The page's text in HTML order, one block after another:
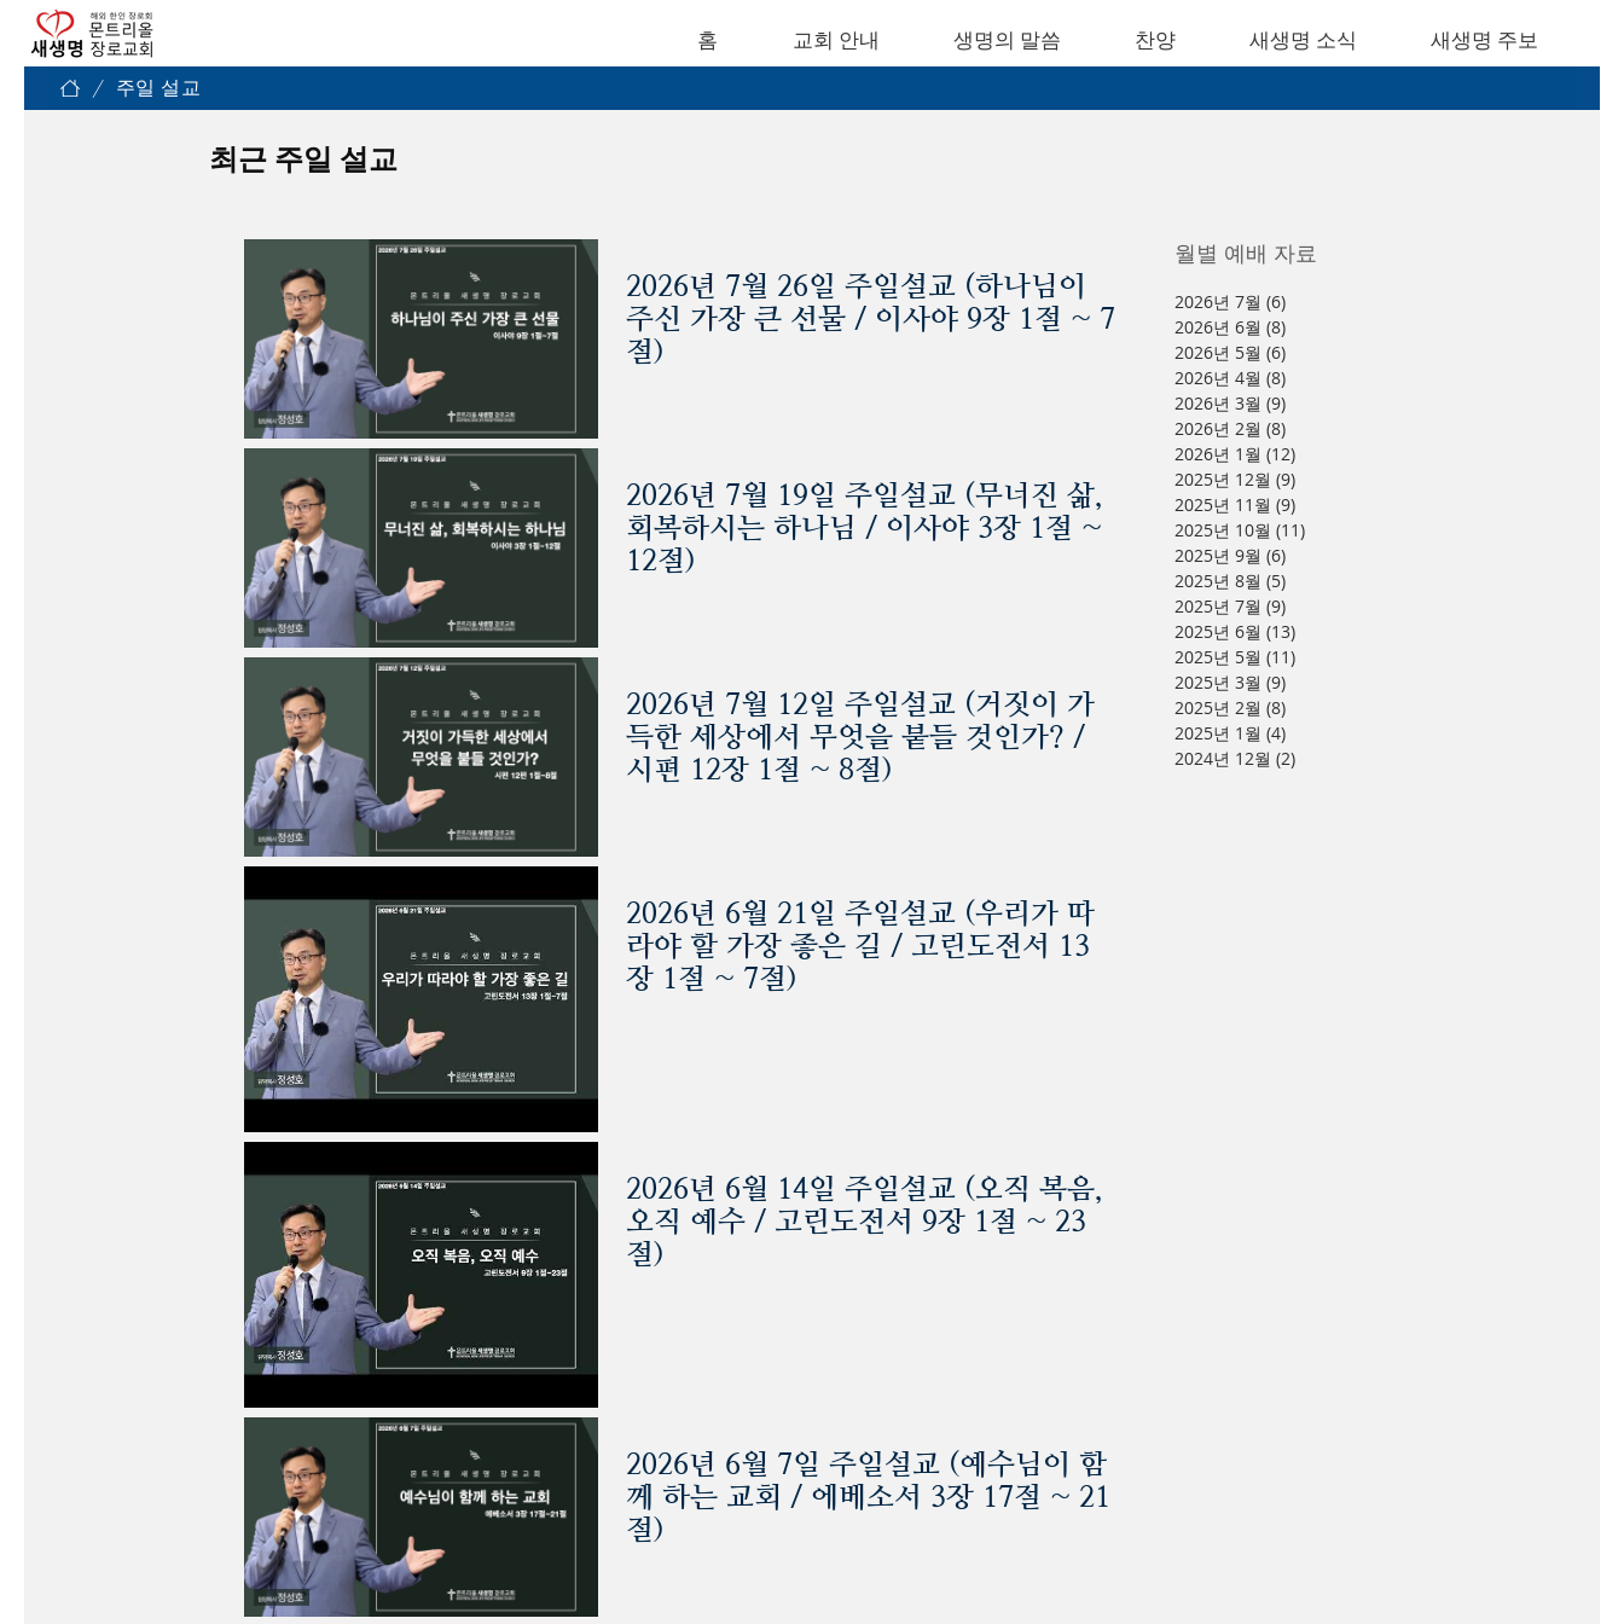
홈 교회 안내 생명의 말씀 찬양 새생명 소식 새생명 주보
/ 주일 설교
2022.02.
20 주께
본문: 히
10:19-25
06 더 깊
이 들어
(본문) 출
33:17-23
2022.01.
30 천국
에서 큰
본문 : 마
18:1-9
최근 주일 설교
2026년 7월 26일 주일설교 (하나님이
주신 가장 큰 선물 / 이사야 9장 1절 ~ 7
절)
2026년 7월 19일 주일설교 (무너진 삶,
회복하시는 하나님 / 이사야 3장 1절 ~
12절)
2026년 7월 12일 주일설교 (거짓이 가
득한 세상에서 무엇을 붙들 것인가? /
시편 12장 1절 ~ 8절)
2026년 6월 21일 주일설교 (우리가 따
라야 할 가장 좋은 길 / 고린도전서 13
장 1절 ~ 7절)
2026년 6월 14일 주일설교 (오직 복음,
오직 예수 / 고린도전서 9장 1절 ~ 23
절)
2026년 6월 7일 주일설교 (예수님이 함
께 하는 교회 / 에베소서 3장 17절 ~ 21
절)
​월별 예배 자료
2026년 7월 (6)
2026년 6월 (8)
2026년 5월 (6)
2026년 4월 (8)
2026년 3월 (9)
2026년 2월 (8)
2026년 1월 (12)
2025년 12월 (9)
2025년 11월 (9)
2025년 10월 (11)
2025년 9월 (6)
2025년 8월 (5)
2025년 7월 (9)
2025년 6월 (13)
2025년 5월 (11)
2025년 3월 (9)
2025년 2월 (8)
2025년 1월 (4)
2024년 12월 (2)